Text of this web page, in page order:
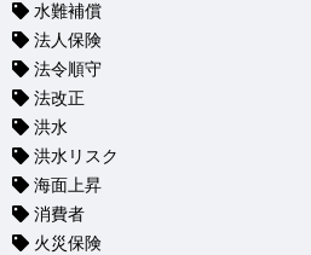
水難補償
法人保険
法令順守
法改正
洪水
洪水リスク
海面上昇
消費者
火災保険